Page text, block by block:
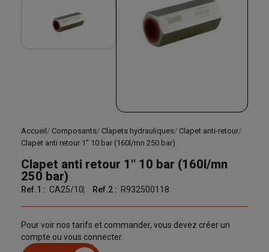
Accueil Composants Clapets hydrauliques Clapet anti-retour
Clapet anti retour 1'' 10 bar (160l/mn 250 bar)
Clapet anti retour 1'' 10 bar (160l/mn
250 bar)
Ref.1 : CA25/10 Ref.2 : R932500118
Pour voir nos tarifs et commander, vous devez créer un
compte ou vous connecter.